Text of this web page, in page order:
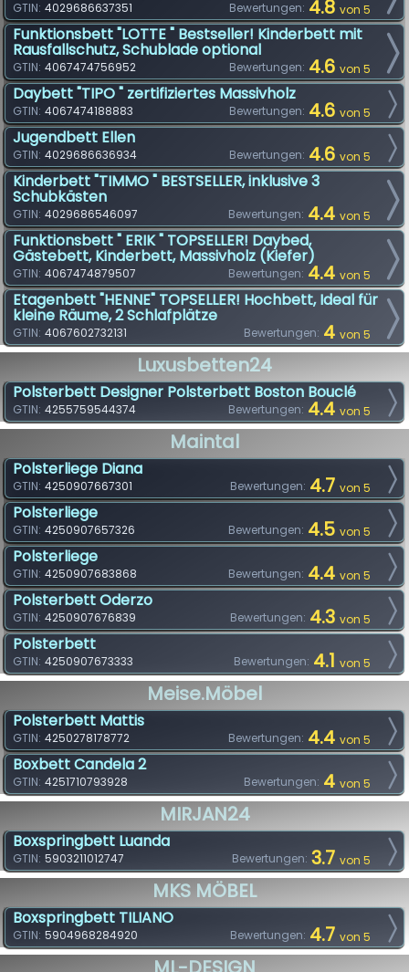
Bewertungen: 4.8 von 5
GTIN: 4029686637351
Funktionsbett "LOTTE " Bestseller! Kinderbett mit
Rausfallschutz, Schublade optional
Bewertungen: 4.6 von 5
GTIN: 4067474756952
Daybett "TIPO " zertifiziertes Massivholz
Bewertungen: 4.6 von 5
GTIN: 4067474188883
Jugendbett Ellen
Bewertungen: 4.6 von 5
GTIN: 4029686636934
Kinderbett "TIMMO " BESTSELLER, inklusive 3
Schubkästen
Bewertungen: 4.4 von 5
GTIN: 4029686546097
Funktionsbett " ERIK " TOPSELLER! Daybed,
Gästebett, Kinderbett, Massivholz (Kiefer)
Bewertungen: 4.4 von 5
GTIN: 4067474879507
Etagenbett "HENNE" TOPSELLER! Hochbett, Ideal für
kleine Räume, 2 Schlafplätze
Bewertungen: 4 von 5
GTIN: 4067602732131
Luxusbetten24
Polsterbett Designer Polsterbett Boston Bouclé
Bewertungen: 4.4 von 5
GTIN: 4255759544374
Maintal
Polsterliege Diana
Bewertungen: 4.7 von 5
GTIN: 4250907667301
Polsterliege
Bewertungen: 4.5 von 5
GTIN: 4250907657326
Polsterliege
Bewertungen: 4.4 von 5
GTIN: 4250907683868
Polsterbett Oderzo
Bewertungen: 4.3 von 5
GTIN: 4250907676839
Polsterbett
Bewertungen: 4.1 von 5
GTIN: 4250907673333
Meise.möbel
Polsterbett Mattis
Bewertungen: 4.4 von 5
GTIN: 4250278178772
Boxbett Candela 2
Bewertungen: 4 von 5
GTIN: 4251710793928
MIRJAN24
Boxspringbett Luanda
Bewertungen: 3.7 von 5
GTIN: 5903211012747
MKS MÖBEL
Boxspringbett TILIANO
Bewertungen: 4.7 von 5
GTIN: 5904968284920